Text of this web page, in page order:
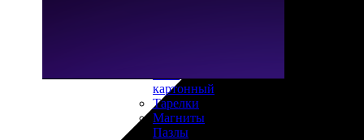
картонный
Тарелки
Магниты
Пазлы